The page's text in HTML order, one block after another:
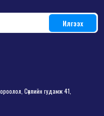
Сөүлийн гудамж 41,